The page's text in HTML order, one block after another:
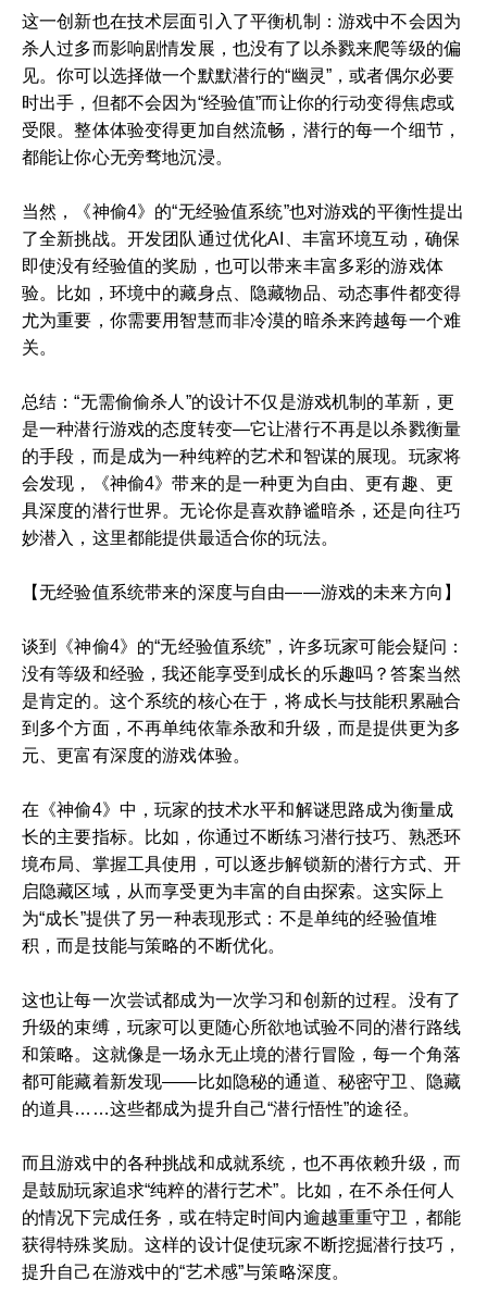
这一创新也在技术层面引入了平衡机制：游戏中不会因为
杀人过多而影响剧情发展，也没有了以杀戮来爬等级的偏
见。你可以选择做一个默默潜行的“幽灵”，或者偶尔必要
时出手，但都不会因为“经验值”而让你的行动变得焦虑或
受限。整体体验变得更加自然流畅，潜行的每一个细节，
都能让你心无旁骛地沉浸。
当然，《神偷4》的“无经验值系统”也对游戏的平衡性提出
了全新挑战。开发团队通过优化AI、丰富环境互动，确保
即使没有经验值的奖励，也可以带来丰富多彩的游戏体
验。比如，环境中的藏身点、隐藏物品、动态事件都变得
尤为重要，你需要用智慧而非冷漠的暗杀来跨越每一个难
关。
总结：“无需偷偷杀人”的设计不仅是游戏机制的革新，更
是一种潜行游戏的态度转变—它让潜行不再是以杀戮衡量
的手段，而是成为一种纯粹的艺术和智谋的展现。玩家将
会发现，《神偷4》带来的是一种更为自由、更有趣、更
具深度的潜行世界。无论你是喜欢静谧暗杀，还是向往巧
妙潜入，这里都能提供最适合你的玩法。
【无经验值系统带来的深度与自由——游戏的未来方向】
谈到《神偷4》的“无经验值系统”，许多玩家可能会疑问：
没有等级和经验，我还能享受到成长的乐趣吗？答案当然
是肯定的。这个系统的核心在于，将成长与技能积累融合
到多个方面，不再单纯依靠杀敌和升级，而是提供更为多
元、更富有深度的游戏体验。
在《神偷4》中，玩家的技术水平和解谜思路成为衡量成
长的主要指标。比如，你通过不断练习潜行技巧、熟悉环
境布局、掌握工具使用，可以逐步解锁新的潜行方式、开
启隐藏区域，从而享受更为丰富的自由探索。这实际上
为“成长”提供了另一种表现形式：不是单纯的经验值堆
积，而是技能与策略的不断优化。
这也让每一次尝试都成为一次学习和创新的过程。没有了
升级的束缚，玩家可以更随心所欲地试验不同的潜行路线
和策略。这就像是一场永无止境的潜行冒险，每一个角落
都可能藏着新发现——比如隐秘的通道、秘密守卫、隐藏
的道具……这些都成为提升自己“潜行悟性”的途径。
而且游戏中的各种挑战和成就系统，也不再依赖升级，而
是鼓励玩家追求“纯粹的潜行艺术”。比如，在不杀任何人
的情况下完成任务，或在特定时间内逾越重重守卫，都能
获得特殊奖励。这样的设计促使玩家不断挖掘潜行技巧，
提升自己在游戏中的“艺术感”与策略深度。